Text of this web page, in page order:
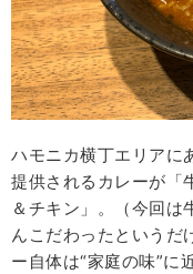
ハモニカ横丁エリアに
提供されるカレーが
＆チキン」。（今回は
んこだわったというだ
ー自体は“家庭の味”に